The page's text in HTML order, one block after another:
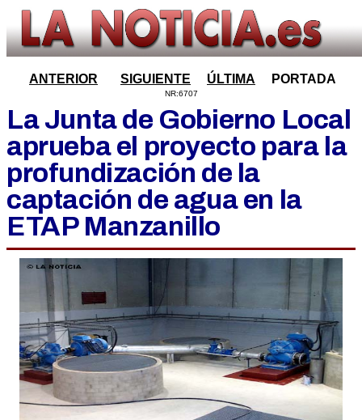
ANTERIOR SIGUIENTE ÚLTIMA PORTADA
NR:6707
La Junta de Gobierno Local
aprueba el proyecto para la
profundización de la
captación de agua en la
ETAP Manzanillo